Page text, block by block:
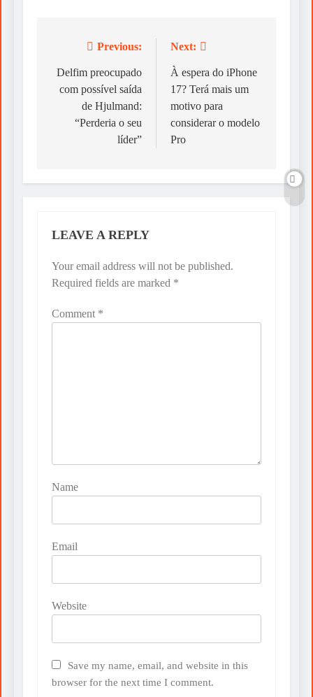
navigation
Previous:
Delfim preocupado
com possível saída
de Hjulmand:
“Perderia o seu
líder”
Next:
À espera do iPhone
17? Terá mais um
motivo para
considerar o modelo
Pro
LEAVE A REPLY
Your email address will not be published.
Required fields are marked *
Comment *
Name
Email
Website
Save my name, email, and website in this
browser for the next time I comment.